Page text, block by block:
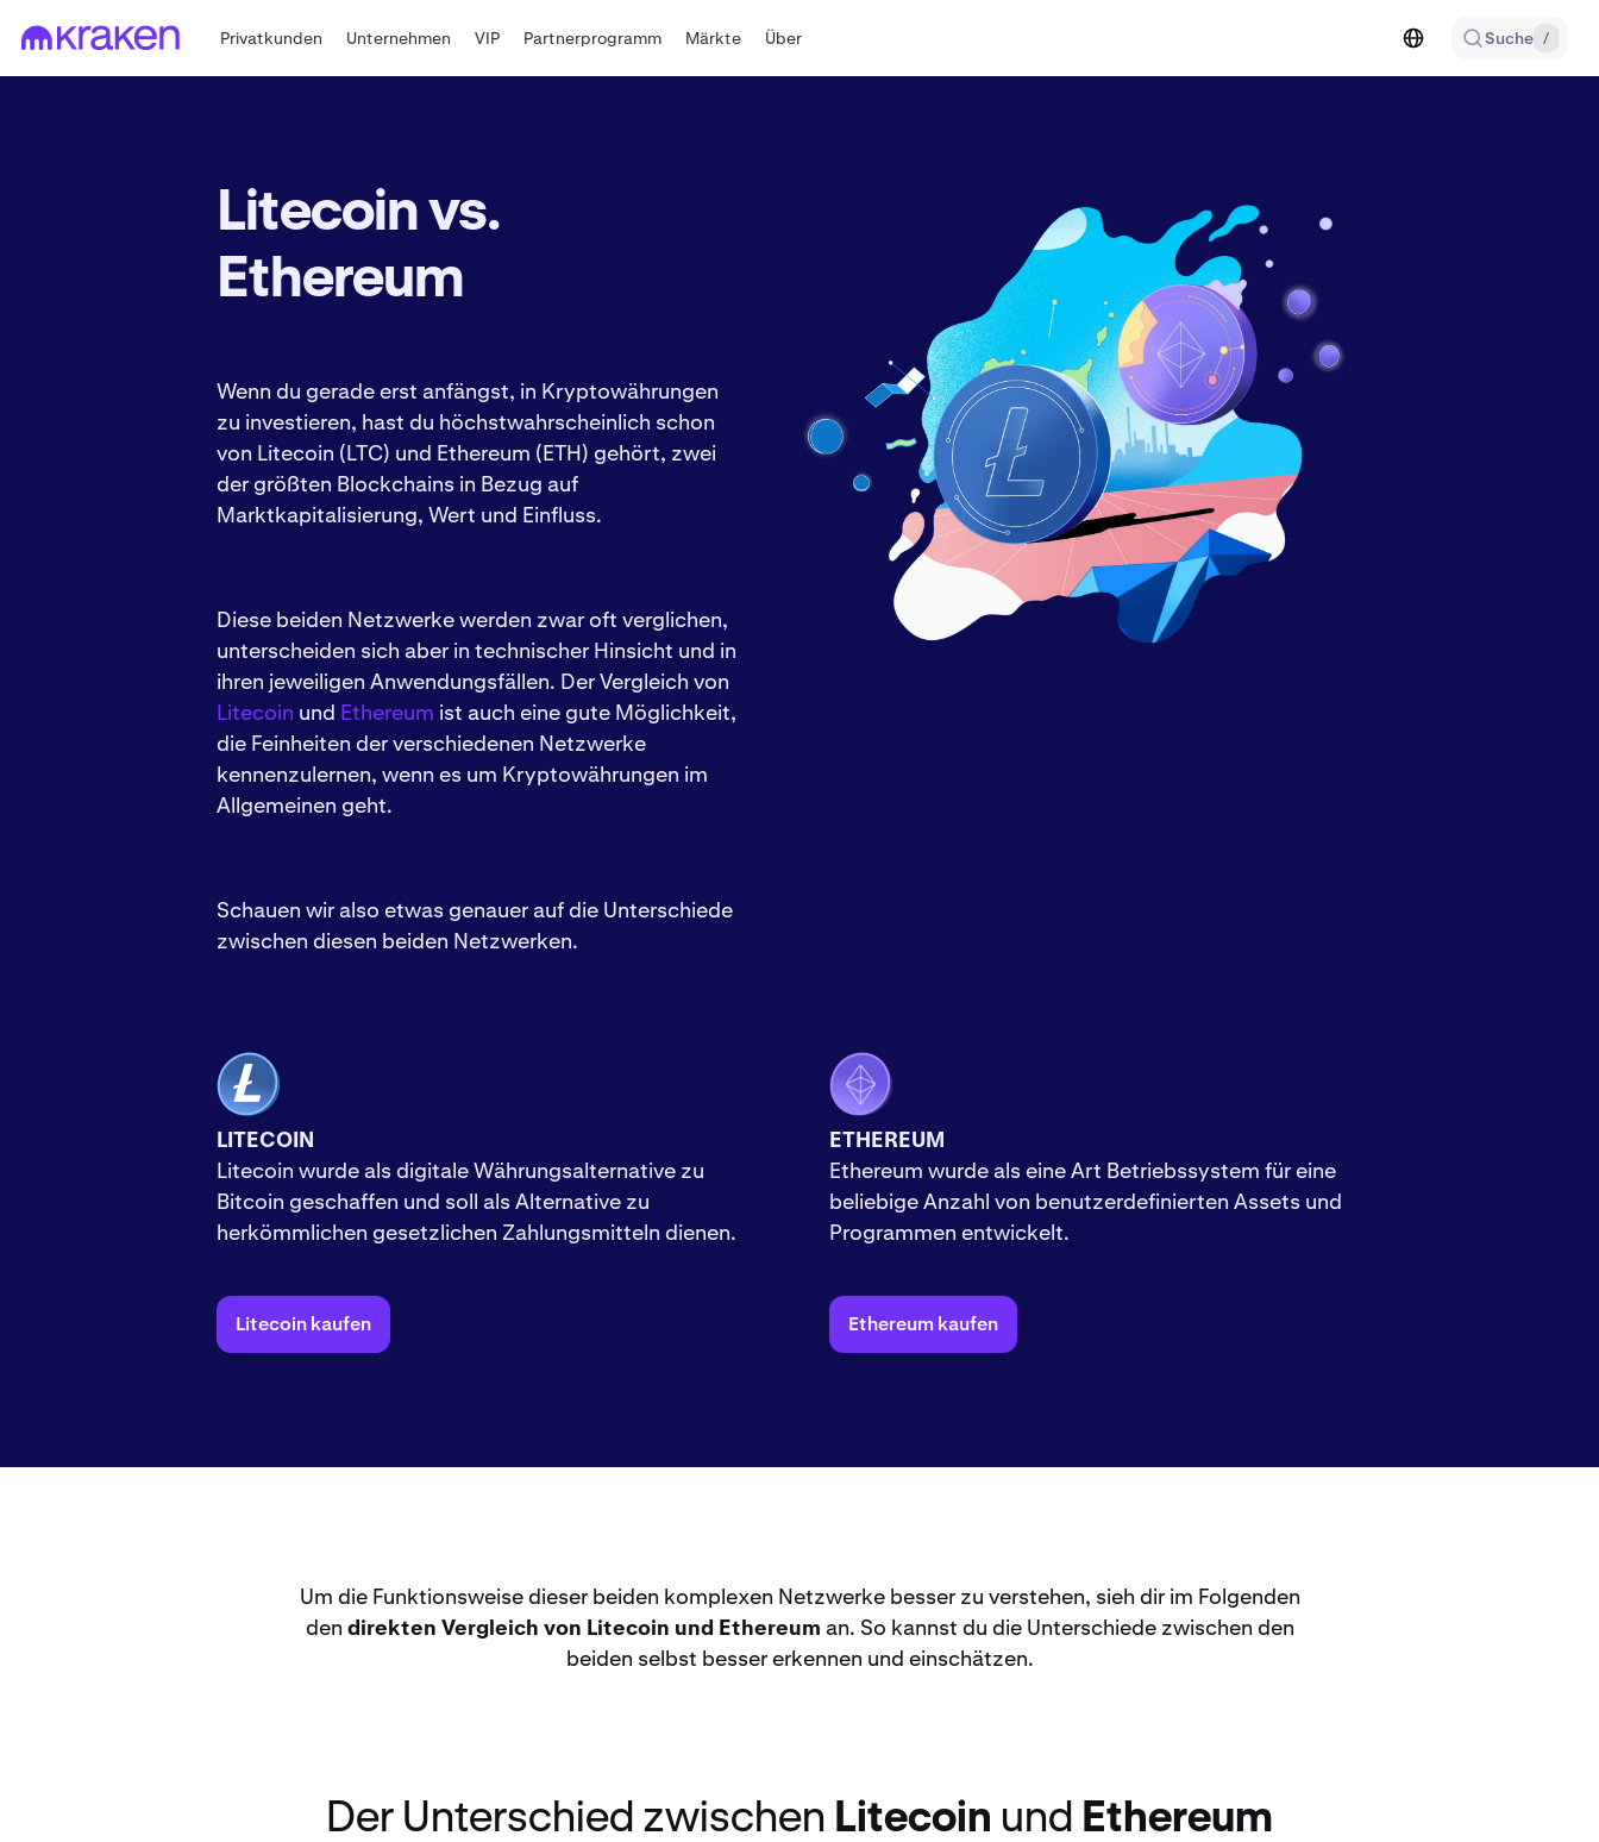
Privatkunden Unternehmen VIP Partnerprogramm Märkte Über Suche /
Litecoin vs.
Ethereum
Wenn du gerade erst anfängst, in Kryptowährungen
zu investieren, hast du höchstwahrscheinlich schon
von Litecoin (LTC) und Ethereum (ETH) gehört, zwei
der größten Blockchains in Bezug auf
Marktkapitalisierung, Wert und Einfluss.
Diese beiden Netzwerke werden zwar oft verglichen,
unterscheiden sich aber in technischer Hinsicht und in
ihren jeweiligen Anwendungsfällen. Der Vergleich von
Litecoin und Ethereum ist auch eine gute Möglichkeit,
die Feinheiten der verschiedenen Netzwerke
kennenzulernen, wenn es um Kryptowährungen im
Allgemeinen geht.
Schauen wir also etwas genauer auf die Unterschiede
zwischen diesen beiden Netzwerken.
LITECOIN
Litecoin wurde als digitale Währungsalternative zu
Bitcoin geschaffen und soll als Alternative zu
herkömmlichen gesetzlichen Zahlungsmitteln dienen.
Litecoin kaufen
ETHEREUM
Ethereum wurde als eine Art Betriebssystem für eine
beliebige Anzahl von benutzerdefinierten Assets und
Programmen entwickelt.
Ethereum kaufen
Um die Funktionsweise dieser beiden komplexen Netzwerke besser zu verstehen, sieh dir im Folgenden
den direkten Vergleich von Litecoin und Ethereum an. So kannst du die Unterschiede zwischen den
beiden selbst besser erkennen und einschätzen.
Der Unterschied zwischen Litecoin und Ethereum